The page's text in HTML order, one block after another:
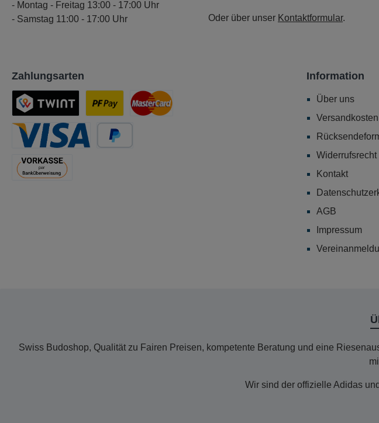
- Montag - Freitag 13:00 - 17:00 Uhr
- Samstag 11:00 - 17:00 Uhr
Oder über unser Kontaktformular.
Zahlungsarten Information
Über uns
Versandkosten
Widerrufsrecht
Kontakt
AGB
Impressum
Swiss Budoshop, Qualität zu Fairen Preisen, kompetente Beratung und eine
Wir sind der offizielle Adidas